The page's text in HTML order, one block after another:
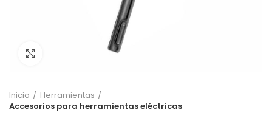
Clic para expandir
Inicio
Herramientas
Accesorios para herramientas eléctricas